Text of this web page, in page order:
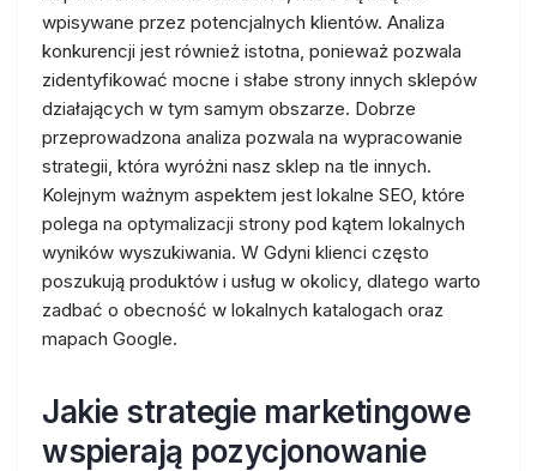
wpisywane przez potencjalnych klientów. Analiza
konkurencji jest również istotna, ponieważ pozwala
zidentyfikować mocne i słabe strony innych sklepów
działających w tym samym obszarze. Dobrze
przeprowadzona analiza pozwala na wypracowanie
strategii, która wyróżni nasz sklep na tle innych.
Kolejnym ważnym aspektem jest lokalne SEO, które
polega na optymalizacji strony pod kątem lokalnych
wyników wyszukiwania. W Gdyni klienci często
poszukują produktów i usług w okolicy, dlatego warto
zadbać o obecność w lokalnych katalogach oraz
mapach Google.
Jakie strategie marketingowe
wspierają pozycjonowanie